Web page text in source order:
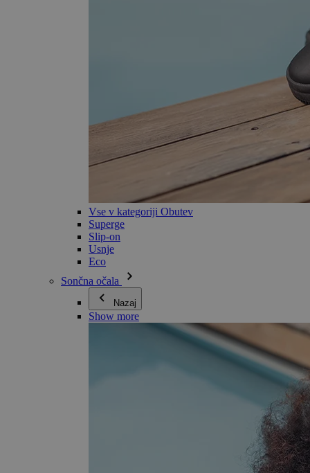
Vse v kategoriji Obutev
Superge
Slip-on
Usnje
Eco
Sončna očala
Nazaj
Show more